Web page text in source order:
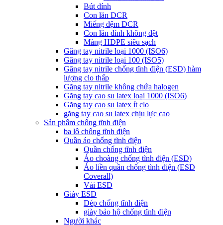
Bút dính
Con lăn DCR
Miếng đệm DCR
Con lăn dính không dệt
Màng HDPE siêu sạch
Găng tay nitrile loại 1000 (ISO6)
Găng tay nitrile loại 100 (ISO5)
Găng tay nitrile chống tĩnh điện (ESD) hàm
lượng clo thấp
Găng tay nitrile không chứa halogen
Găng tay cao su latex loại 1000 (ISO6)
Găng tay cao su latex ít clo
găng tay cao su latex chịu lực cao
Sản phẩm chống tĩnh điện
ba lô chống tĩnh điện
Quần áo chống tĩnh điện
Quần chống tĩnh điện
Áo choàng chống tĩnh điện (ESD)
Áo liền quần chống tĩnh điện (ESD
Coverall)
Vải ESD
Giày ESD
Dép chống tĩnh điện
giày bảo hộ chống tĩnh điện
Người khác